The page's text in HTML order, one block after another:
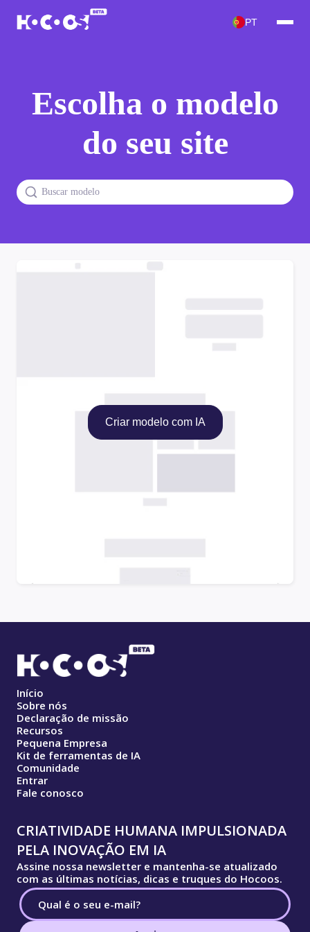
PT
Escolha o modelo
do seu site
Criar modelo com IA
Início
Sobre nós
Declaração de missão
Recursos
Pequena Empresa
Kit de ferramentas de IA
Comunidade
Entrar
Fale conosco
CRIATIVIDADE HUMANA IMPULSIONADA
PELA INOVAÇÃO EM IA
Assine nossa newsletter e mantenha-se atualizado
com as últimas notícias, dicas e truques do Hocoos.